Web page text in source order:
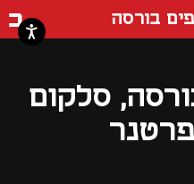
בורסה
סלקום
ב-6.7%, פרטנר